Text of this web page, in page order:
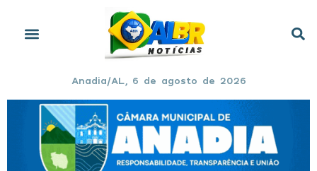
Anadia/AL, 6 de agosto de 2026